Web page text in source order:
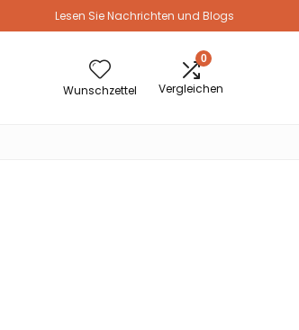
Lesen Sie Nachrichten und Blogs
Wunschzettel
0
Vergleichen